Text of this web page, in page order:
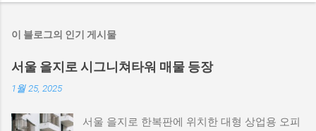
이 블로그의 인기 게시물
서울 을지로 시그니쳐타워 매물 등장
1월 25, 2025
서울 을지로 한복판에 위치한 대형 상업용 오피